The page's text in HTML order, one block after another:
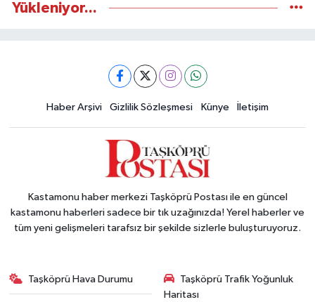
Yükleniyor...
Haber Arşivi Gizlilik Sözleşmesi Künye İletişim
Kastamonu haber merkezi Taşköprü Postası ile en güncel
kastamonu haberleri sadece bir tık uzağınızda! Yerel haberler ve
tüm yeni gelişmeleri tarafsız bir şekilde sizlerle buluşturuyoruz.
Taşköprü Hava Durumu
Taşköprü Trafik Yoğunluk
Haritası